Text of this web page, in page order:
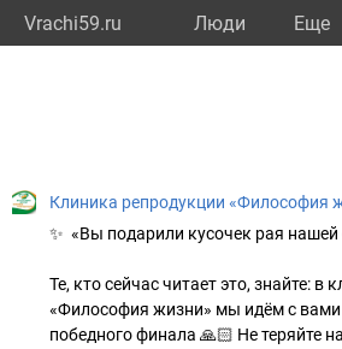
Vrachi59.ru Люди Eще
Клиника репродукции «Философия
✨ «Вы подарили кусочек рая нашей
Те, кто сейчас читает это, знайте: в
«Философия жизни» мы идём с вами
победного финала 🙏🏻 Не теряйте